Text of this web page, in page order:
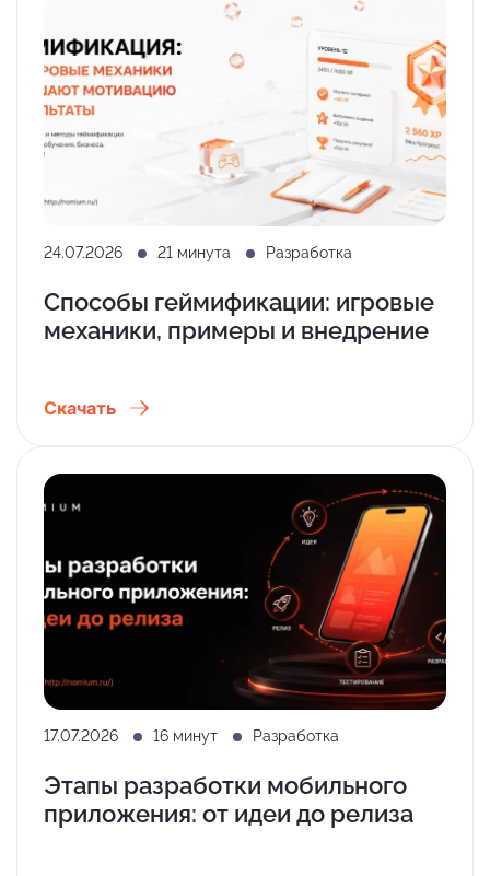
24.07.2026 21 минута Разработка
Способы геймификации: игровые
механики, примеры и внедрение
Скачать
17.07.2026 16 минут Разработка
Этапы разработки мобильного
приложения: от идеи до релиза